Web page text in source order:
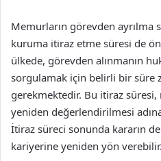
Memurların görevden ayrılma
kuruma itiraz etme süresi de
ülkede, görevden alınmanın
sorgulamak için belirli bir süre
gerekmektedir. Bu itiraz süresi,
yeniden değerlendirilmesi
İtiraz süreci sonunda kararın
kariyerine yeniden yön verebilir.